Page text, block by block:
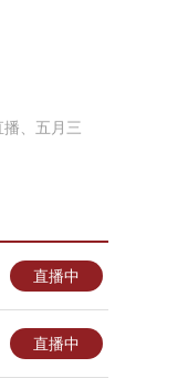
、五月三
直播中
直播中